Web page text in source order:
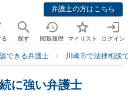
弁護士の方はこちら
探す 閲覧履歴 マイリスト ログイン
できる弁護士 川崎市で法律相談
に強い弁護士